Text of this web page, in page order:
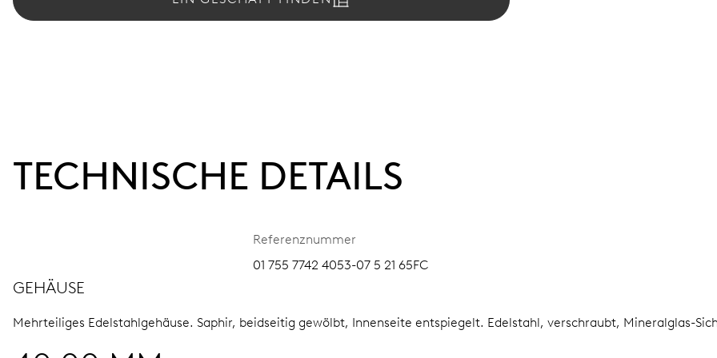
TECHNISCHE DETAILS
Referenznummer
01 755 7742 4053-07 5 21 65FC
GEHÄUSE
Mehrteiliges Edelstahlgehäuse. Saphir, beidseitig gewölbt, Innenseite entspiegelt. Edelstahl, verschraubt, Mineralglas-